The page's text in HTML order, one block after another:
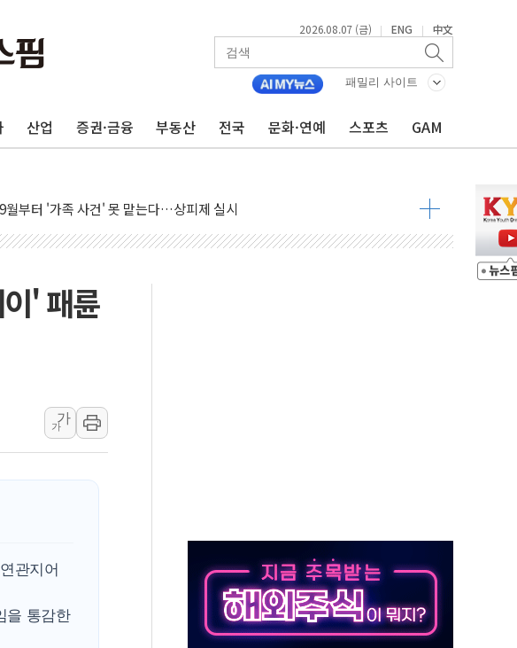
2026.08.07 (금) | ENG | 中文
패밀리 사이트
산업 증권·금융 부동산 전국 문화·연예 스포츠 GAM
군, 예멘 정부군과 사우디 동시 공격… 위기 고조되는 또 다른 중동 화약고
역대급 폭염…동물들도 특별식으로 여름나기 [뉴스핌 줌인]
홀딩스, 포스코인터·DX 지분 일부 매각
교서 중학생 총기 난사...최소 7명 사망
악몽 재현 안돼"...李 부동산 세제안에 與 내부서 '총선·대선 직격탄' 우려
사이먼 '대구 프리미엄 아울렛' 건립 '본궤도'
이오, 10일 거래 재개…"재무구조 개편"
생명, 농작업 중 온열질환 보장…폭염기 신속 보상 강화
명, '교보K-맞춤건강보험' 6개월 배타적사용권 획득
선 '동전주' 무더기 상폐 위기…관리종목 우려 지정예고 총 63개
보다 낮은 특별공급 경쟁률… 실수요자 관심
' 패륜
가
가
관지어
을 통감한